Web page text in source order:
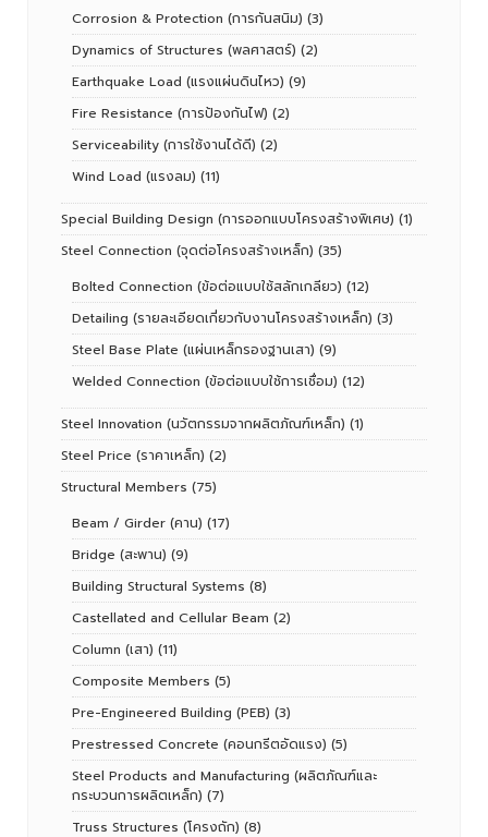
Corrosion & Protection (การกันสนิม) (3)
Dynamics of Structures (พลศาสตร์) (2)
Earthquake Load (แรงแผ่นดินไหว) (9)
Fire Resistance (การป้องกันไฟ) (2)
Serviceability (การใช้งานได้ดี) (2)
Wind Load (แรงลม) (11)
Special Building Design (การออกแบบโครงสร้างพิเศษ) (1)
Steel Connection (จุดต่อโครงสร้างเหล็ก) (35)
Bolted Connection (ข้อต่อแบบใช้สลักเกลียว) (12)
Detailing (รายละเอียดเกี่ยวกับงานโครงสร้างเหล็ก) (3)
Steel Base Plate (แผ่นเหล็กรองฐานเสา) (9)
Welded Connection (ข้อต่อแบบใช้การเชื่อม) (12)
Steel Innovation (นวัตกรรมจากผลิตภัณฑ์เหล็ก) (1)
Steel Price (ราคาเหล็ก) (2)
Structural Members (75)
Beam / Girder (คาน) (17)
Bridge (สะพาน) (9)
Building Structural Systems (8)
Castellated and Cellular Beam (2)
Column (เสา) (11)
Composite Members (5)
Pre-Engineered Building (PEB) (3)
Prestressed Concrete (คอนกรีตอัดแรง) (5)
Steel Products and Manufacturing (ผลิตภัณฑ์และ
กระบวนการผลิตเหล็ก) (7)
Truss Structures (โครงถัก) (8)